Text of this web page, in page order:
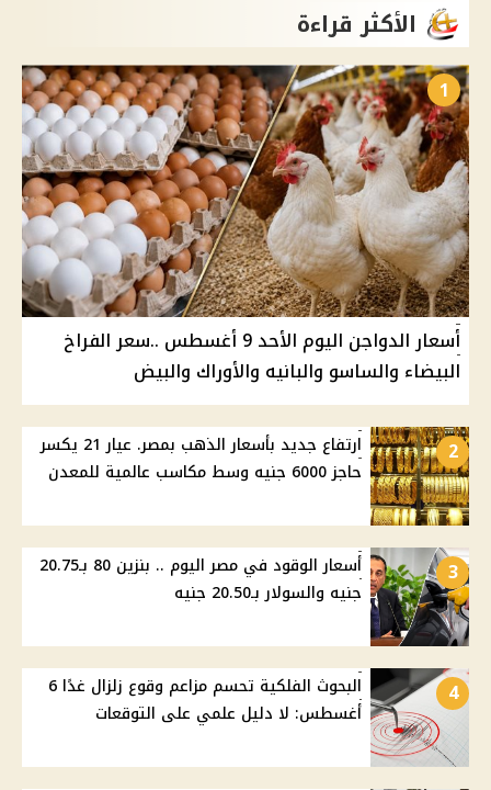
الأكثر قراءة
1
أسعار الدواجن اليوم الأحد 9 أغسطس ..سعر الفراخ
البيضاء والساسو والبانيه والأوراك والبيض
2
ارتفاع جديد بأسعار الذهب بمصر. عيار 21 يكسر
حاجز 6000 جنيه وسط مكاسب عالمية للمعدن
3
أسعار الوقود في مصر اليوم .. بنزين 80 بـ20.75
جنيه والسولار بـ20.50 جنيه
4
البحوث الفلكية تحسم مزاعم وقوع زلزال غدًا 6
أغسطس: لا دليل علمي على التوقعات